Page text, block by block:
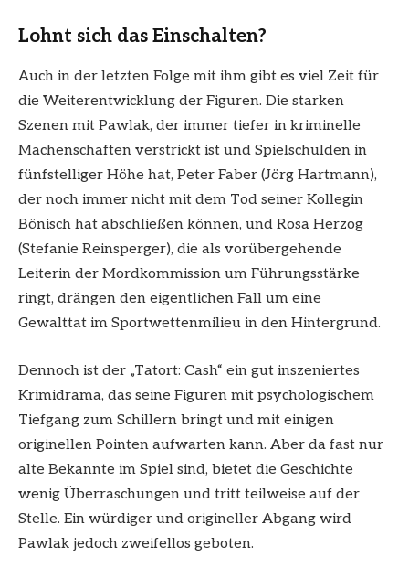
Lohnt sich das Einschalten?
Auch in der letzten Folge mit ihm gibt es viel Zeit für
die Weiterentwicklung der Figuren. Die starken
Szenen mit Pawlak, der immer tiefer in kriminelle
Machenschaften verstrickt ist und Spielschulden in
fünfstelliger Höhe hat, Peter Faber (Jörg Hartmann),
der noch immer nicht mit dem Tod seiner Kollegin
Bönisch hat abschließen können, und Rosa Herzog
(Stefanie Reinsperger), die als vorübergehende
Leiterin der Mordkommission um Führungsstärke
ringt, drängen den eigentlichen Fall um eine
Gewalttat im Sportwettenmilieu in den Hintergrund.
Dennoch ist der „Tatort: Cash“ ein gut inszeniertes
Krimidrama, das seine Figuren mit psychologischem
Tiefgang zum Schillern bringt und mit einigen
originellen Pointen aufwarten kann. Aber da fast nur
alte Bekannte im Spiel sind, bietet die Geschichte
wenig Überraschungen und tritt teilweise auf der
Stelle. Ein würdiger und origineller Abgang wird
Pawlak jedoch zweifellos geboten.